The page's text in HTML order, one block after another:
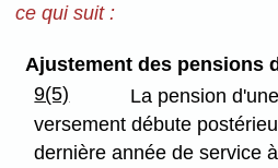
ce qui suit :
Ajustement des pensions
9(5)
La pension
versement débute
dernière année de service